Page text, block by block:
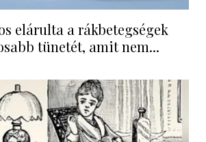
elárulta a rákbetegségek
tünetét, amit nem...